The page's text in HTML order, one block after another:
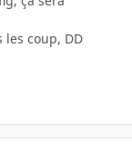
les coup, DD